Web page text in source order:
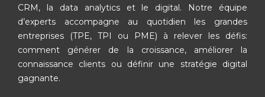
CRM, la data analytics et le digital. Notre équipe
d’experts accompagne au quotidien les grandes
entreprises (TPE, TPI ou PME) à relever les défis:
comment générer de la croissance, améliorer la
connaissance clients ou définir une stratégie digital
gagnante.